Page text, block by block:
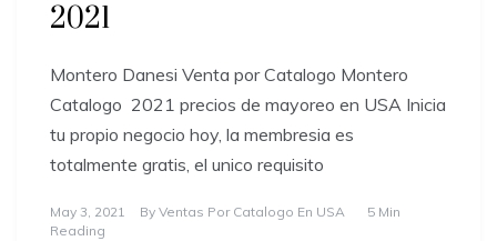
2021
Montero Danesi Venta por Catalogo Montero
Catalogo 2021 precios de mayoreo en USA Inicia
tu propio negocio hoy, la membresia es
totalmente gratis, el unico requisito
May 3, 2021 By Ventas Por Catalogo En USA
5 Min
Reading